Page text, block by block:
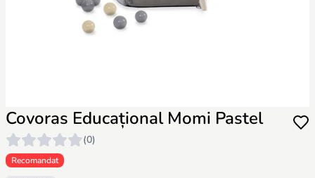
Covoras Educațional Momi Pastel
(0)
Recomandat